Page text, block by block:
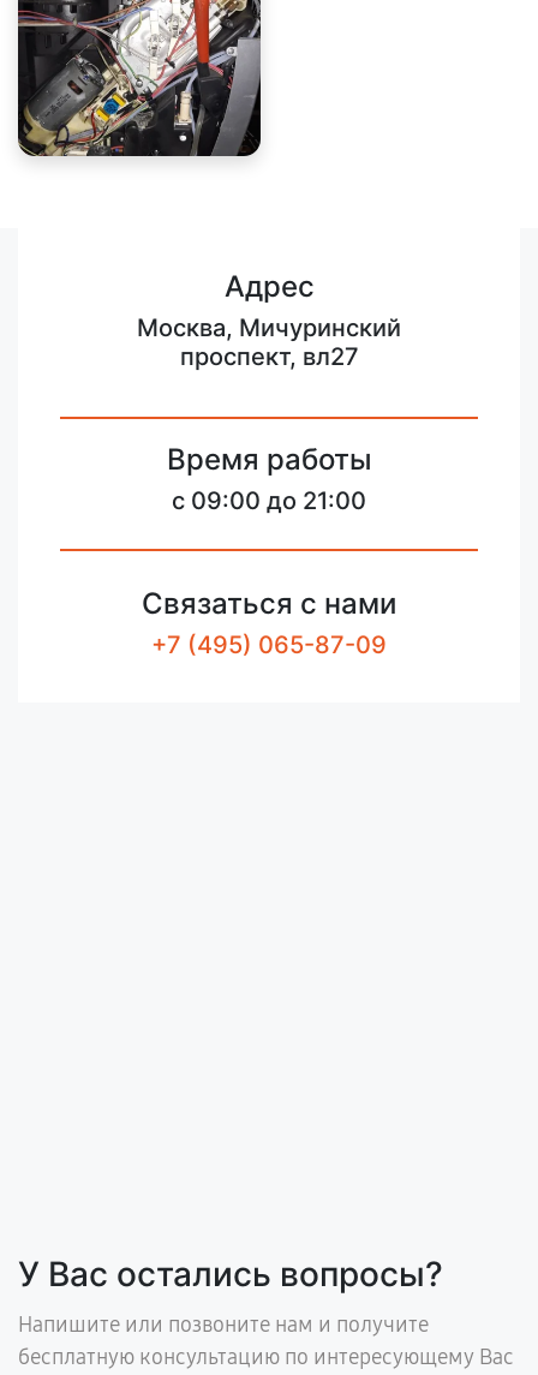
Адрес
Москва, Мичуринский
проспект, вл27
Время работы
c 09:00 до 21:00
Связаться с нами
+7 (495) 065-87-09
У Вас остались вопросы?
Напишите или позвоните нам и получите
бесплатную консультацию по интересующему Вас